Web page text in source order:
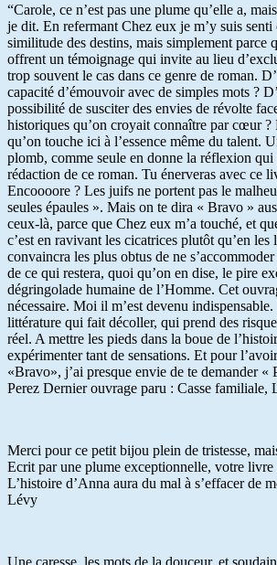
“Carole, ce n’est pas une plume qu’elle a,
je dit. En refermant Chez eux je m’y suis senti
similitude des destins, mais simplement parce
offrent un témoignage qui invite au lieu
trop souvent le cas dans ce genre de roman.
capacité d’émouvoir avec de simples mots ?
possibilité de susciter des envies de révolte
historiques qu’on croyait connaître par cœur ?
qu’on touche ici à l’essence même du talent.
plomb, comme seule en donne la réflexion qui
rédaction de ce roman. Tu énerveras avec ce
Encoooore ? Les juifs ne portent pas le
seules épaules ». Mais on te dira « Bravo »
ceux-là, parce que Chez eux m’a touché, et
c’est en ravivant les cicatrices plutôt qu’en les
convaincra les plus obtus de ne
de ce qui restera, quoi qu’on en dise, le pire
dégringolade humaine de l’Homme. Cet
nécessaire. Moi il m’est devenu
littérature qui fait décoller, qui prend des
réel. A mettre les pieds dans la boue de
expérimenter tant de sensations. Et pour
«Bravo», j’ai presque envie de te demander «
Perez Dernier ouvrage paru : Casse familiale,
Merci pour ce petit bijou plein de tristesse,
Ecrit par une plume exceptionnelle, votre livre
L’histoire d’Anna aura du mal à s’effacer de
Lévy
Une caresse, les mots de la douceur, et